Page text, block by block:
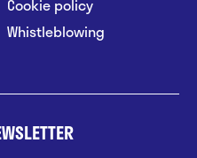
Cookie policy
Whistleblowing